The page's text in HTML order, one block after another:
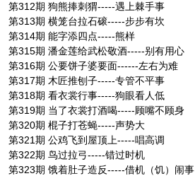
第312期 狗熊捧刺猬-----遇上棘手事
第313期 横笼台拉石磙-----步步有坎
第314期 能字添四点-----熊样
第315期 潘金莲给武松敬酒-----别有用心
第316期 公要饼子婆要面------左右为难
第317期 木匠推刨子-----专管不平事
第318期 看衣裳行事-----狗眼看人低
第319期 当了衣裳打酒喝-----顾嘴不顾身
第320期 棍子打苍蝇-----声势大
第321期 公鸡飞到屋顶上-----唱高调
第322期 鸟过拉弓-----错过时机
第323期 饿着肚子造反-----借机（饥）闹事